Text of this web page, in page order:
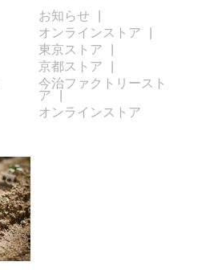
お知らせ
オンラインストア
東京ストア
京都ストア
今治ファクトリースト
ア
オンラインストア